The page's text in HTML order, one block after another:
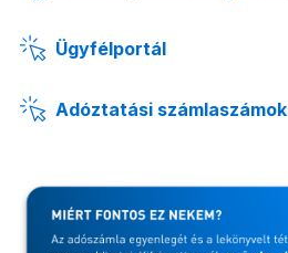
Ügyfélportál
Adóztatási számlaszámok